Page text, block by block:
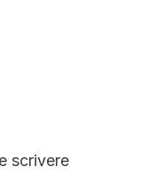
scrivere